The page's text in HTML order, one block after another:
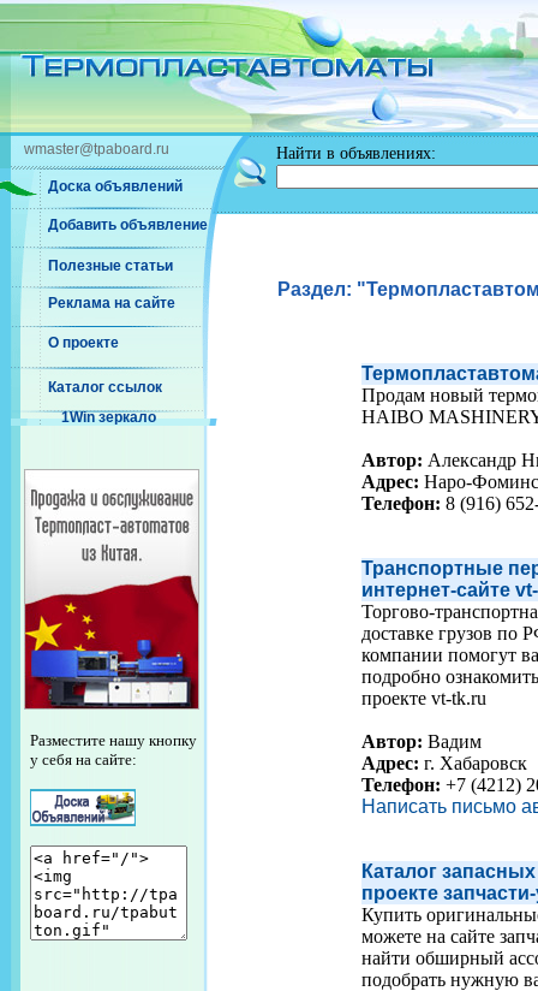
wmaster@tpaboard.ru
Доска объявлений
Добавить объявление
Полезные статьи
Реклама на сайте
О проекте
Каталог ссылок
1Win зеркало
Разместите нашу кнопку
у себя на сайте:
Найти в объявлениях:
Раздел:
Продам новый
HAIBO
Автор: Александр
Адрес: Наро-
Телефон: 8 (916)
Транспортные
интернет-сайте
Торгово-
доставке грузов
компании помогут
подробно
проекте vt-tk.ru
Автор: Вадим
Адрес: г. Хабаровск
Телефон: +7 (4212)
Написать письмо
Каталог
проекте
Купить
можете на сайте
найти обширный
подобрать нужную